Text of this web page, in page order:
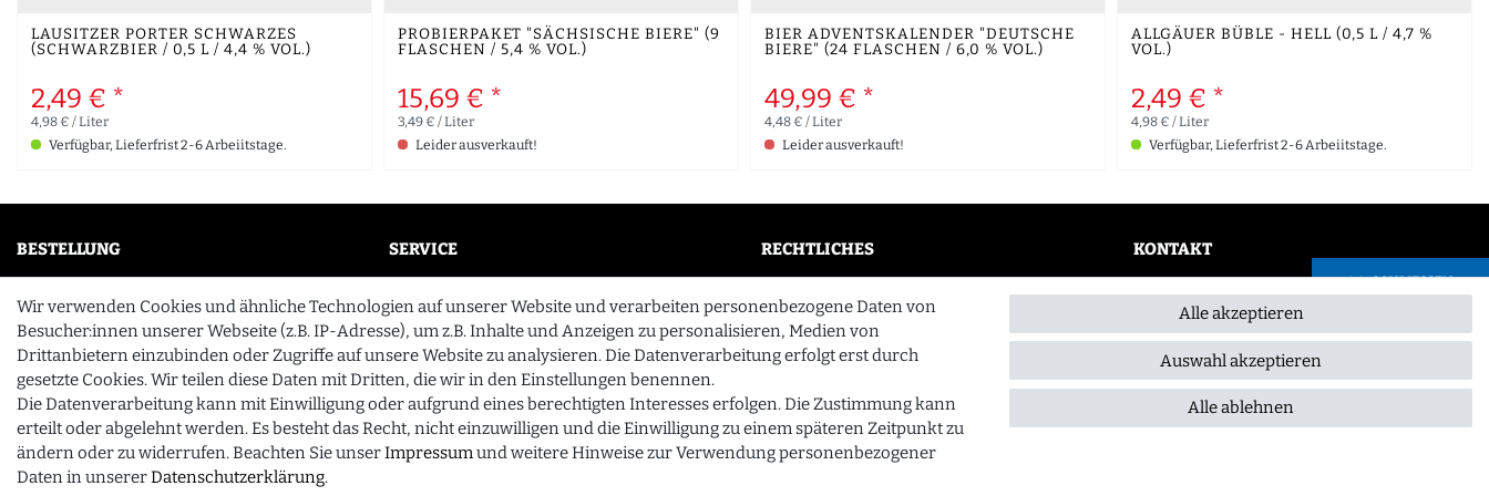
LAUSITZER PORTER SCHWARZES
(SCHWARZBIER / 0,5 L / 4,4 % VOL.)
2,49 € *
4,98 € / Liter
Verfügbar, Lieferfrist 2-6 Arbeiitstage.
PROBIERPAKET "SÄCHSISCHE BIERE" (9
FLASCHEN / 5,4 % VOL.)
15,69 € *
3,49 € / Liter
Leider ausverkauft!
BIER ADVENTSKALENDER "DEUTSCHE
BIERE" (24 FLASCHEN / 6,0 % VOL.)
49,99 € *
4,48 € / Liter
Leider ausverkauft!
ALLGÄUER BÜBLE - HELL (0,5 L / 4,7 %
VOL.)
2,49 € *
4,98 € / Liter
Verfügbar, Lieferfrist 2-6 Arbeiitstage.
BESTELLUNG
Wunschliste
Zahlung & Versand
Vertrag widerrufen
SERVICE
Unternehmen
Kontakt
RECHTLICHES
Widerrufsrecht
Datenschutzerklärung
KONTAKT
0355 /28913232
info@gourmeo24.com
Gubener Straße 19, 03042 Cottbus
© 2026 gourmeo24.com| Design by neoprisma
Wir verwenden Cookies und ähnliche Technologien auf unserer Website und verarbeiten personenbezogene Daten von
Besucher:innen unserer Webseite (z.B. IP-Adresse), um z.B. Inhalte und Anzeigen zu personalisieren, Medien von
Drittanbietern einzubinden oder Zugriffe auf unsere Website zu analysieren. Die Datenverarbeitung erfolgt erst durch
gesetzte Cookies. Wir teilen diese Daten mit Dritten, die wir in den Einstellungen benennen.
Die Datenverarbeitung kann mit Einwilligung oder aufgrund eines berechtigten Interesses erfolgen. Die Zustimmung kann
erteilt oder abgelehnt werden. Es besteht das Recht, nicht einzuwilligen und die Einwilligung zu einem späteren Zeitpunkt zu
ändern oder zu widerrufen. Beachten Sie unserImpressum und weitere Hinweise zur Verwendung personenbezogener
Daten in unsererDaten­schutz­erklärung.
Alle akzeptieren
Alle ablehnen
Auswahl akzeptieren
SCHLIESSEN